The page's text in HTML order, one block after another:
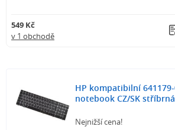
549 Kč
v 1 obchodě
HP kompatibilní
notebook CZ/SK stříbrná
Nejnižší cena!